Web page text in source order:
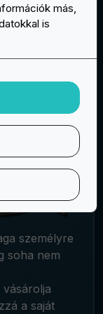
hátsó
majd
elkészítjük
személyre
soha nem
a saját
más,
is